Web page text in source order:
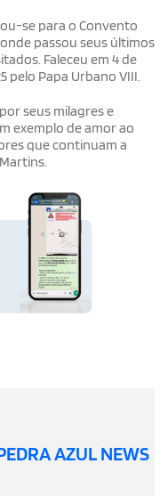
se para o Convento
passou seus últimos
Faleceu em 4 de
pelo Papa Urbano VIII.
seus milagres e
exemplo de amor ao
que continuam a
AZUL NEWS